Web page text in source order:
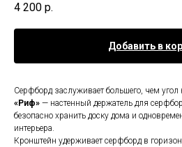
4 200 р.
Добавить в
Серфборд заслуживает большего, чем
«Риф» — настенный держатель для
безопасно хранить доску дома и
интерьера.
Кронштейн удерживает серфборд в